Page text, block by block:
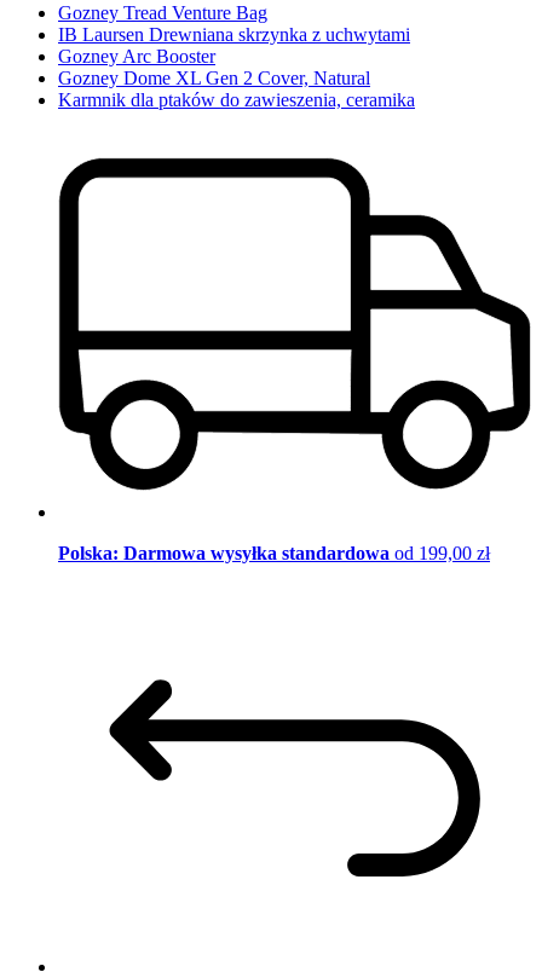
Gozney Tread Venture Bag
IB Laursen Drewniana skrzynka z uchwytami
Gozney Arc Booster
Gozney Dome XL Gen 2 Cover, Natural
Karmnik dla ptaków do zawieszenia, ceramika
Polska: Darmowa wysyłka standardowa od 199,00 zł